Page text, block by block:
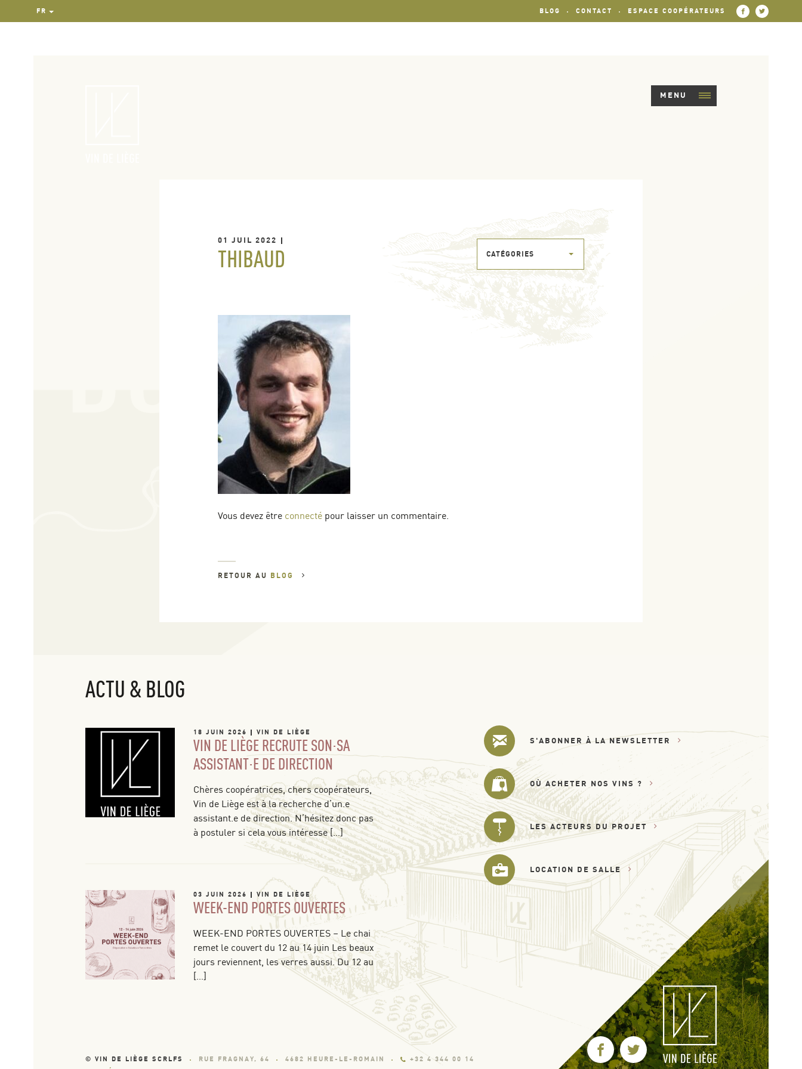
FR BLOG CONTACT ESPACE COOPÉRATEURS
MENU
01 JUIL 2022
THIBAUD CATÉGORIES
Vous devez être connecté pour laisser un commentaire.
RETOUR AU BLOG
ACTU & BLOG
18 JUIN 2026 VIN DE LIÈGE
VIN DE LIÈGE RECRUTE SON·SA
ASSISTANT·E DE DIRECTION
Chères coopératrices, chers coopérateurs,
Vin de Liège est à la recherche d’un.e
assistant.e de direction. N’hésitez donc pas
à postuler si cela vous intéresse […]
03 JUIN 2026 VIN DE LIÈGE
WEEK-END PORTES OUVERTES
WEEK-END PORTES OUVERTES – Le chai
remet le couvert du 12 au 14 juin Les beaux
jours reviennent, les verres aussi. Du 12 au
[…]
S'ABONNER À LA NEWSLETTER
OÙ ACHETER NOS VINS ?
LES ACTEURS DU PROJET
LOCATION DE SALLE
© VIN DE LIÈGE SCRLFS RUE FRAGNAY, 64 4682 HEURE-LE-ROMAIN
+32 4 344 00 14